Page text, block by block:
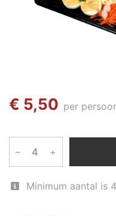
€ 5,50 per
– +
Minimum aantal is